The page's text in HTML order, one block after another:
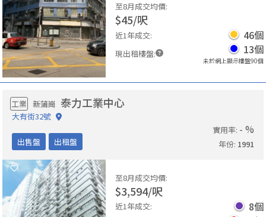
至8月成交均價:
$45/呎
近1年成交: 46個
現出租樓盤: 13個
未於網上顯示樓盤90個
工業 新蒲崗 泰力工業中心
大有街32號
出售盤 出租盤
實用率: - %
年份: 1991
至8月成交均價:
$3,594/呎
近1年成交: 8個